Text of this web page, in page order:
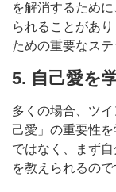
を解消するため
られることがあ
ための重要なステ
5. 自己愛を
多くの場合、ツ
己愛」の重要性
ではなく、まず
を教えられるので